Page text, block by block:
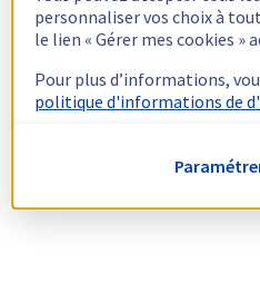
personnaliser vos choix à
le lien « Gérer mes cookies »
Pour plus d’informations,
politique d'informations de